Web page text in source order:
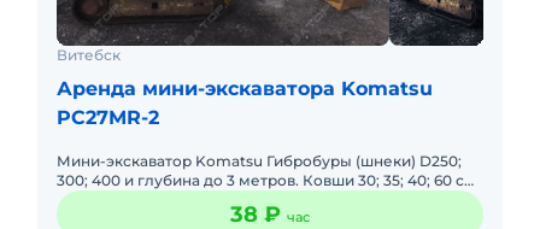
Витебск
Аренда мини-экскаватора Komatsu
PC27MR-2
Мини-экскаватор Komatsu Гибробуры (шнеки) D250;
300; 400 и глубина до 3 метров. Ковши 30; 35; 40; 60 см
Планировочный ковш Гидромолот Характеристики
экскаватор
38 ₽ час